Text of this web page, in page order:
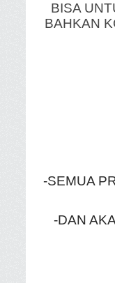
BISA
BAHKAN
-SEMUA
-DAN